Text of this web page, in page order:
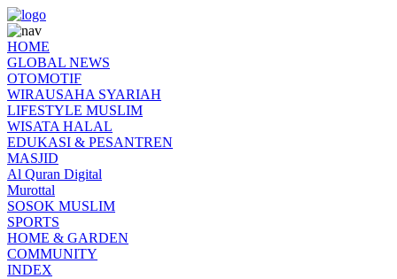
HOME
GLOBAL NEWS
OTOMOTIF
WIRAUSAHA SYARIAH
LIFESTYLE MUSLIM
WISATA HALAL
EDUKASI & PESANTREN
MASJID
Al Quran Digital
Murottal
SOSOK MUSLIM
SPORTS
HOME & GARDEN
COMMUNITY
INDEX